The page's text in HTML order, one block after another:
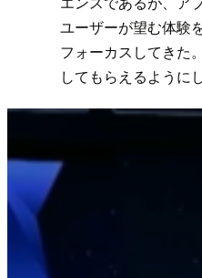
ユーザーが望む体験
フォーカスしてきた
してもらえるように